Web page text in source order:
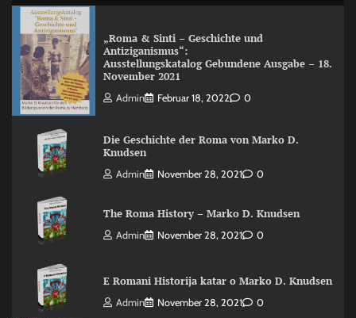
„Roma & Sinti – Geschichte und
Antiziganismus“:
Ausstellungskatalog Gebundene Ausgabe – 18.
November 2021
Admin Februar 18, 2022 0
Die Geschichte der Roma von Marko D.
Knudsen
Admin November 28, 2021 0
The Roma History – Marko D. Knudsen
Admin November 28, 2021 0
E Romani Historija katar o Marko D. Knudsen
Admin November 28, 2021 0